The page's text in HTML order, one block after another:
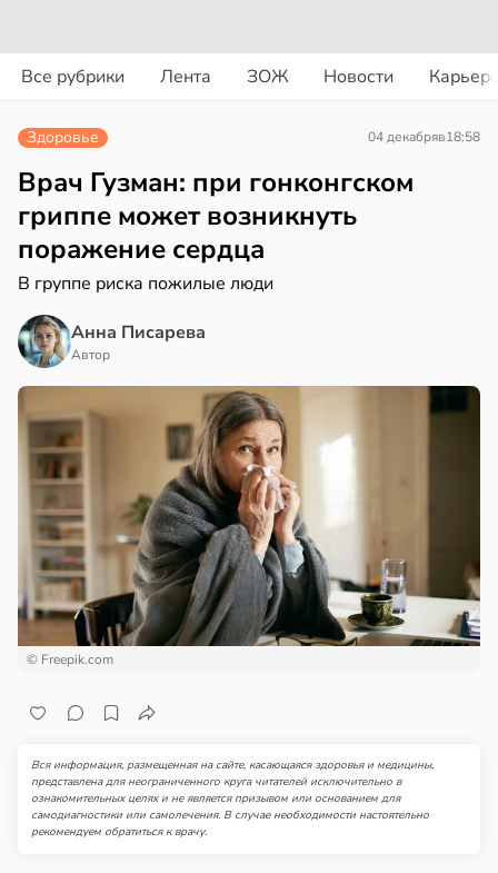
Все рубрики Лента ЗОЖ Новости
в19:49
в13:55
Здоровье 04 декабряв18:58
Врач Гузман: при гонконгском
гриппе может возникнуть
поражение сердца
В группе риска пожилые люди
Анна Писарева
Автор
© Freepik.com
Вся информация, размещенная на сайте, касающаяся здоровья и медицины,
представлена для неограниченного круга читателей исключительно в
ознакомительных целях и не является призывом или основанием для
самодиагностики или самолечения. В случае необходимости настоятельно
рекомендуем обратиться к врачу.
в19:27
17:21
16:23